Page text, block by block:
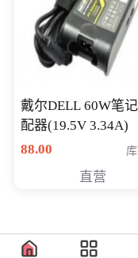
戴尔DELL 60W笔
配器(19.5V 3.34A)
88.00
直营